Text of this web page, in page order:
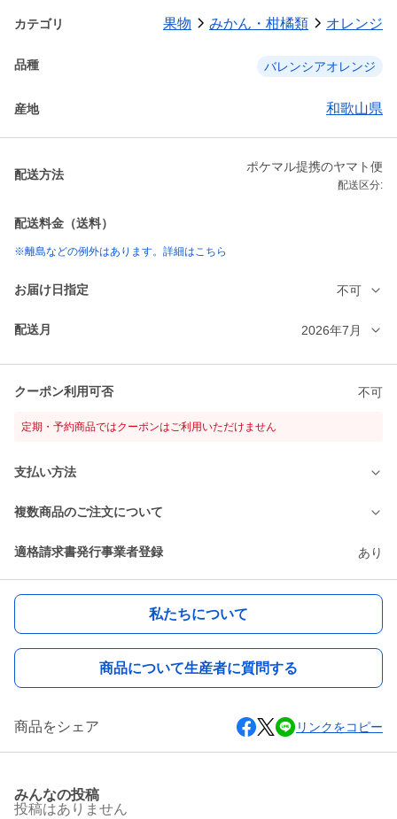
カテゴリ 果物 みかん・柑橘類 オレンジ
品種 バレンシアオレンジ
産地 和歌山県
配送方法
ポケマル提携のヤマト便
配送区分:
配送料金（送料）
※離島などの例外はあります。詳細はこちら
お届け日指定 不可
配送月 2026年7月
クーポン利用可否 不可
定期・予約商品ではクーポンはご利用いただけません
支払い方法
複数商品のご注文について
適格請求書発行事業者登録 あり
私たちについて
商品について生産者に質問する
商品をシェア リンクをコピー
みんなの投稿
投稿はありません